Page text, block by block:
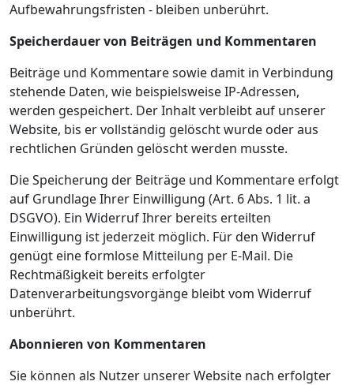
Aufbewahrungsfristen - bleiben unberührt.
Speicherdauer von Beiträgen und Kommentaren
Beiträge und Kommentare sowie damit in Verbindung
stehende Daten, wie beispielsweise IP-Adressen,
werden gespeichert. Der Inhalt verbleibt auf unserer
Website, bis er vollständig gelöscht wurde oder aus
rechtlichen Gründen gelöscht werden musste.
Die Speicherung der Beiträge und Kommentare erfolgt
auf Grundlage Ihrer Einwilligung (Art. 6 Abs. 1 lit. a
DSGVO). Ein Widerruf Ihrer bereits erteilten
Einwilligung ist jederzeit möglich. Für den Widerruf
genügt eine formlose Mitteilung per E-Mail. Die
Rechtmäßigkeit bereits erfolgter
Datenverarbeitungsvorgänge bleibt vom Widerruf
unberührt.
Abonnieren von Kommentaren
Sie können als Nutzer unserer Website nach erfolgter